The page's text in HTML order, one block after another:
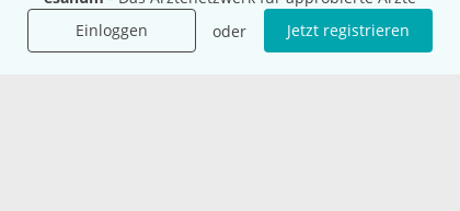
Einloggen
oder Jetzt registrieren
Mediadaten
Presse